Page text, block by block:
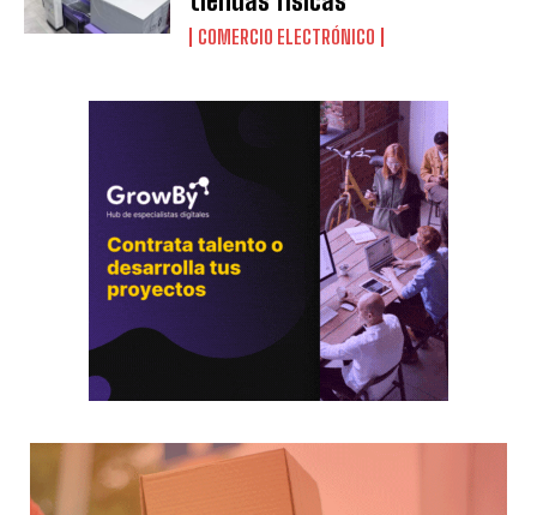
COMERCIO ELECTRÓNICO